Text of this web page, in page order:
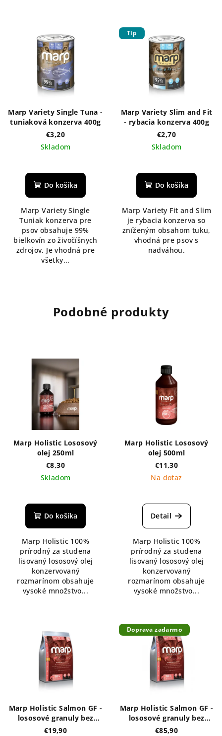
Marp Variety Single Tuna -
tuniaková konzerva 400g
€3,20
Skladom
Do košíka
Marp Variety Single
Tuniak konzerva pre
psov obsahuje 99%
bielkovín zo živočíšnych
zdrojov. Je vhodná pre
všetky...
Tip
Marp Variety Slim and Fit
- rybacia konzerva 400g
€2,70
Skladom
Do košíka
Marp Variety Fit and Slim
je rybacia konzerva so
zníženým obsahom tuku,
vhodná pre psov s
nadváhou.
Podobné produkty
Marp Holistic Lososový
olej 250ml
€8,30
Skladom
Do košíka
Marp Holistic 100%
prírodný za studena
lisovaný lososový olej
konzervovaný
rozmarínom obsahuje
vysoké množstvo...
Marp Holistic Lososový
olej 500ml
€11,30
Na dotaz
hodnotenie
produktu
z
5
hviezdičiek.
Detail
Marp Holistic 100%
prírodný za studena
lisovaný lososový olej
konzervovaný
rozmarínom obsahuje
vysoké množstvo...
Marp Holistic Salmon GF -
lososové granuly bez
obilnín 2kg
€19,90
Doprava zadarmo
Marp Holistic Salmon GF -
lososové granuly bez
obilnín 12kg
€85,90